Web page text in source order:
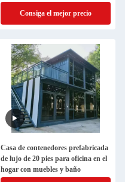
vivir y trabajar
Consiga el mejor precio
Casa de contenedores prefabricada
de lujo de 20 pies para oficina en el
hogar con muebles y baño